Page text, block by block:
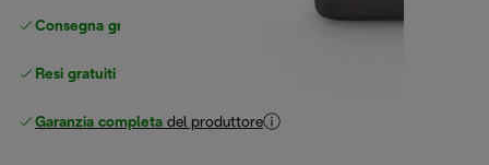
Consegna gratuita standard superiore a 49 €
Resi gratuiti
Garanzia completa del produttore